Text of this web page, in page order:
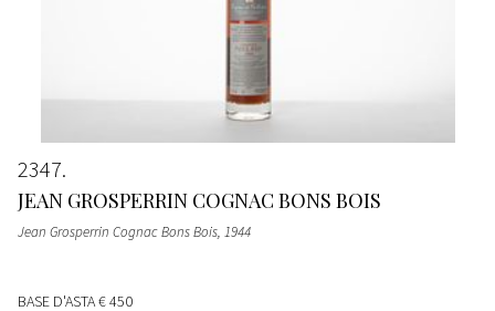
2347
JEAN GROSPERRIN COGNAC BONS BOIS
Jean Grosperrin Cognac Bons Bois, 1944
BASE D'ASTA€ 450